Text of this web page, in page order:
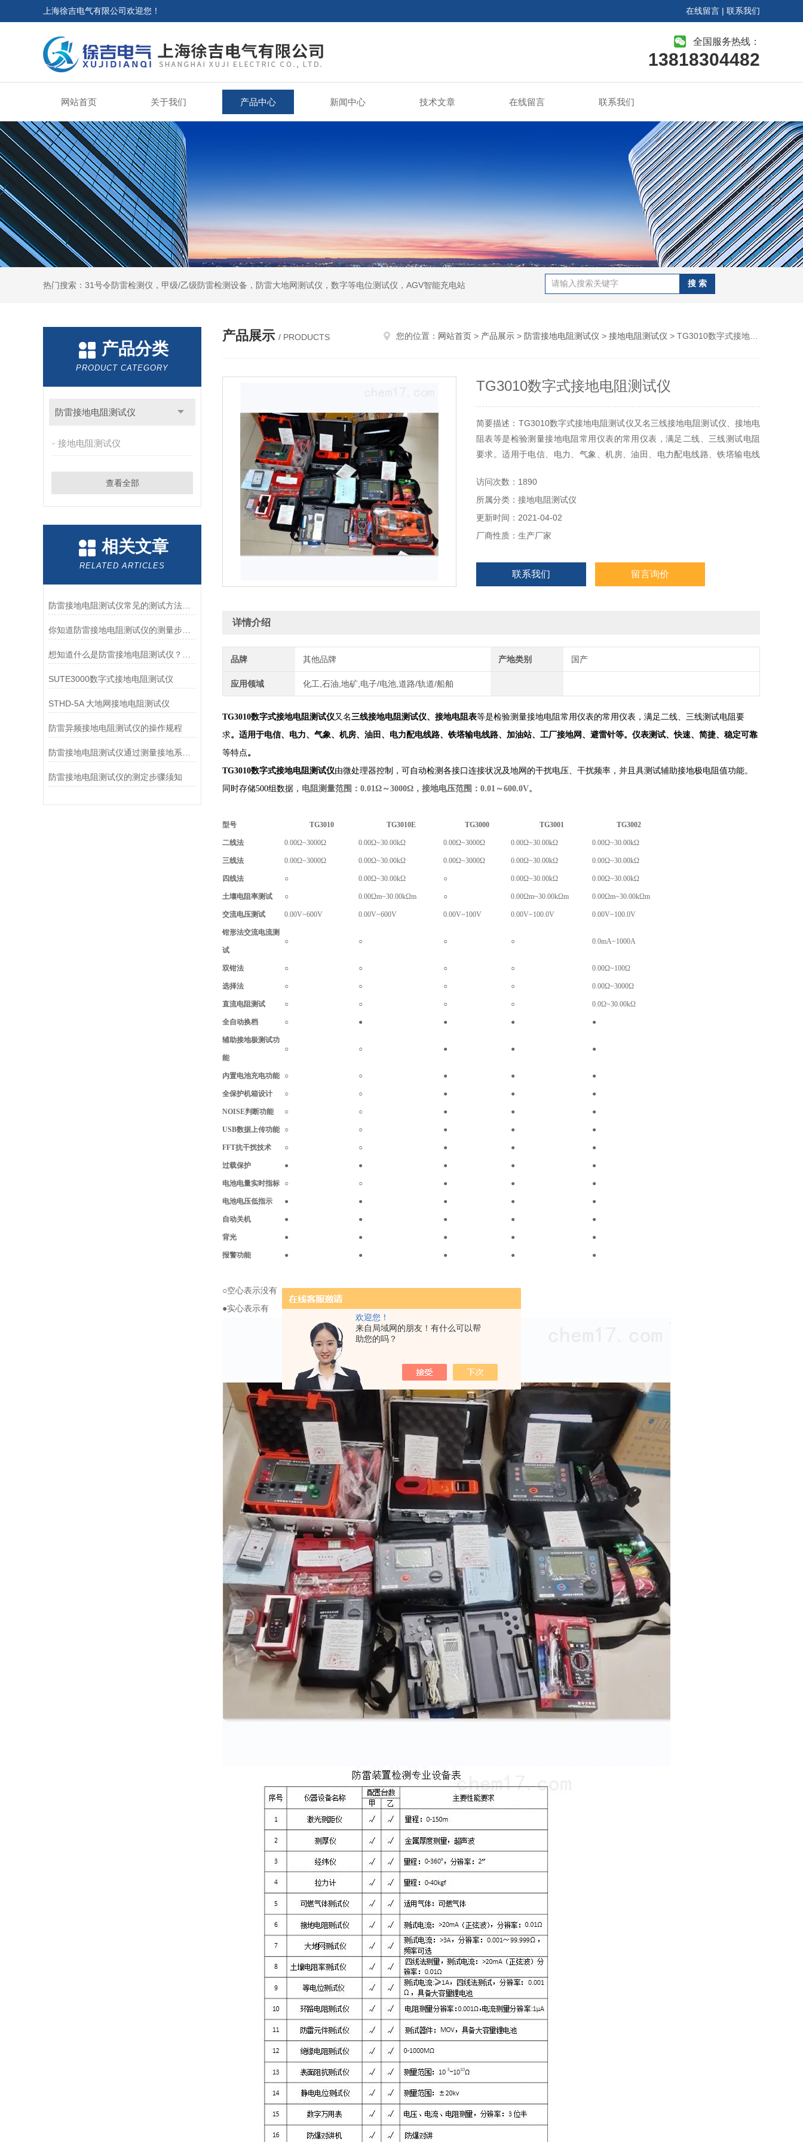
欢迎您！
来自局域网的朋友！有什么可以帮
助您的吗？
上海徐吉电气有限公司欢迎您！ 在线留言 | 联系我们
全国服务热线：
13818304482
网站首页 关于我们 产品中心 新闻中心 技术文章 在线留言 联系我们
热门搜索：31号令防雷检测仪，甲级/乙级防雷检测设备，防雷大地网测试仪，数字等电位测试仪，AGV智能充电站
产品分类
PRODUCT CATEGORY
防雷接地电阻测试仪
接地电阻测试仪
查看全部
相关文章
RELATED ARTICLES
防雷接地电阻测试仪常见的测试方法有三线法和四线法
你知道防雷接地电阻测试仪的测量步骤么？看看本篇吧
SUTE3000数字式接地电阻测试仪
STHD-5A 大地网接地电阻测试仪
防雷异频接地电阻测试仪的操作规程
防雷接地电阻测试仪的测定步骤须知
产品展示 / PRODUCTS 您的位置： 网站首页 > 产品展示 > 防雷接地电阻测试仪 > 接地电阻测试仪 > TG3010数字式接地电阻测试仪
TG3010数字式接地电阻测试仪
简要描述：TG3010数字式接地电阻测试仪又名三线接地电阻测试仪、接地电
阻表等是检验测量接地电阻常用仪表的常用仪表，满足二线、三线测试电阻
要求。适用于电信、电力、气象、机房、油田、电力配电线路、铁塔输电线
点。
访问次数：1890
所属分类：接地电阻测试仪
更新时间：2021-04-02
厂商性质：生产厂家
联系我们 留言询价
详情介绍
品牌 其他品牌 产地类别 国产
应用领域 化工,石油,地矿,电子/电池,道路/轨道/船舶
TG3010数字式接地电阻测试仪又名三线接地电阻测试仪、接地电阻表等是检验测量接地电阻常用仪表的常用仪表，满足二线、三线测试电阻要
求。适用于电信、电力、气象、机房、油田、电力配电线路、铁塔输电线路、加油站、工厂接地网、避雷针等。仪表测试、快速、简捷、稳定可靠
等特点。
TG3010数字式接地电阻测试仪由微处理器控制，可自动检测各接口连接状况及地网的干扰电压、干扰频率，并且具测试辅助接地极电阻值功能。
同时存储500组数据， 电阻测量范围：0.01Ω～3000Ω，接地电压范围：0.01～600.0V。
型号 TG3010 TG3010E TG3000 TG3001 TG3002
二线法 0.00Ω~3000Ω 0.00Ω~30.00kΩ 0.00Ω~3000Ω 0.00Ω~30.00kΩ 0.00Ω~30.00kΩ
三线法 0.00Ω~3000Ω 0.00Ω~30.00kΩ 0.00Ω~3000Ω 0.00Ω~30.00kΩ 0.00Ω~30.00kΩ
四线法 ○ 0.00Ω~30.00kΩ ○ 0.00Ω~30.00kΩ 0.00Ω~30.00kΩ
土壤电阻率测试 ○ 0.00Ωm~30.00kΩm ○ 0.00Ωm~30.00kΩm 0.00Ωm~30.00kΩm
交流电压测试 0.00V~600V 0.00V~600V 0.00V~100V 0.00V~100.0V 0.00V~100.0V
钳形法交流电流测
试
○ ○ ○ ○ 0.0mA~1000A
双钳法 ○ ○ ○ ○ 0.00Ω~100Ω
选择法 ○ ○ ○ ○ 0.00Ω~3000Ω
直流电阻测试 ○ ○ ○ ○ 0.0Ω~30.00kΩ
全自动换档 ○ ● ● ● ●
辅助接地极测试功
能
○ ○ ● ● ●
内置电池充电功能 ○ ○ ● ● ●
全保护机箱设计 ○ ○ ● ● ●
NOISE判断功能 ○ ○ ● ● ●
USB数据上传功能 ○ ○ ● ● ●
FFT抗干扰技术 ○ ○ ● ● ●
过载保护 ● ● ● ● ●
电池电量实时指标 ○ ○ ● ● ●
电池电压低指示 ● ● ● ● ●
自动关机 ● ● ● ● ●
背光 ● ● ● ● ●
报警功能 ● ● ● ● ●
○空心表示没有
●实心表示有